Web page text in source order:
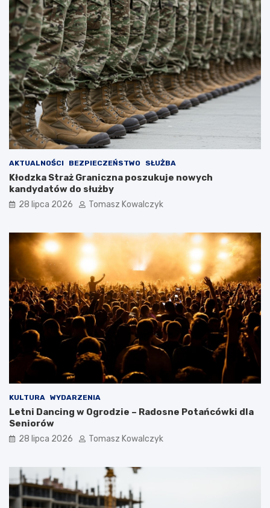
AKTUALNOŚCI BEZPIECZEŃSTWO SŁUŻBA
Kłodzka Straż Graniczna poszukuje nowych
kandydatów do służby
28 lipca 2026 Tomasz Kowalczyk
KULTURA WYDARZENIA
Letni Dancing w Ogrodzie – Radosne Potańcówki dla
Seniorów
28 lipca 2026 Tomasz Kowalczyk